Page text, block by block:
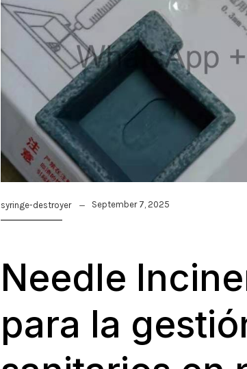
syringe-destroyer September 7, 2025
Needle
para la